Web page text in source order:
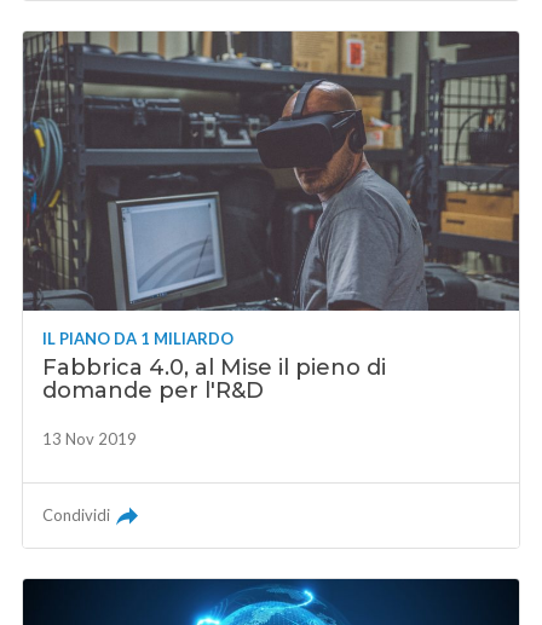
IL PIANO DA 1 MILIARDO
Fabbrica 4.0, al Mise il pieno di
domande per l'R&D
13 Nov 2019
Condividi